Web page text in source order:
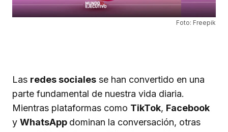
Foto: Freepik
Las redes sociales se han convertido en una
parte fundamental de nuestra vida diaria.
Mientras plataformas como TikTok, Facebook
y WhatsApp dominan la conversación, otras